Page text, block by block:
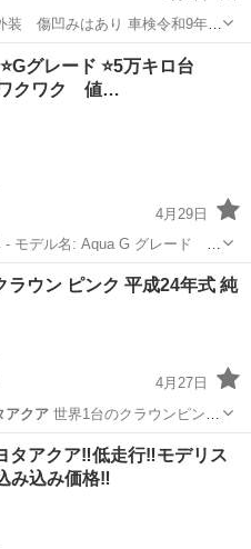
ンタカーとして使っているので多少距離は伸びます 気になった...
アクア
ド ⭐️5万キロ台
クワク 値…
4月29日
成25年(2013)
ア トヨタアクア
ラウン ピンク 平成24年式 純
4月27日
アクア世界1台のクラウンピンク
トヨタ ピンク
タアクア‼️低走行‼️モデリス
み込み価格‼️